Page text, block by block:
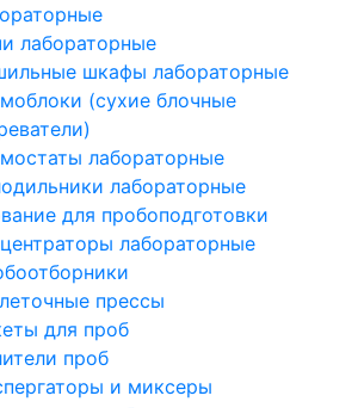
лабораторные
шкафы лабораторные
(сухие блочные
лабораторные
лабораторные
для пробоподготовки
лабораторные
прессы
для проб
проб
и миксеры